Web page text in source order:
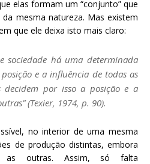
elas formam um “conjunto” que
mesma natureza. Mas existem
que ele deixa isto mais claro:
sociedade há uma determinada
e a influência de todas as
decidem por isso a posição e a
(Texier, 1974, p. 90).
no interior de uma mesma
de produção distintas, embora
as outras. Assim, só falta